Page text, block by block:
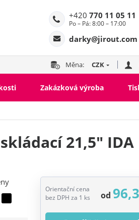
+420 770 11 05 11
Po – Pá: 8:00 – 17:00
darky@jirout.com
Měna: CZK
Zakázková výroba
21,5" IDA
Orientační cena
bez DPH za 1 ks
od